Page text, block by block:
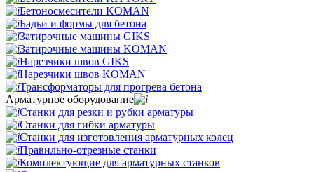
Бетоносмесители KOMAN
Бадьи и формы для бетона
Затирочные машины GIKS
Затирочные машины KOMAN
Нарезчики швов GIKS
Нарезчики швов KOMAN
Трансформаторы для прогрева бетона
Арматурное оборудование
Станки для резки и рубки арматуры
Станки для гибки арматуры
Станки для изготовления арматурных колец
Правильно-отрезные станки
Комплектующие для арматурных станков